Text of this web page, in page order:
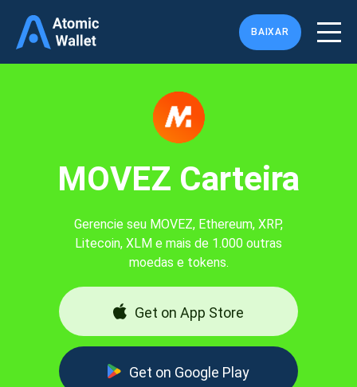
BAIXAR
MOVEZ Carteira
Gerencie seu MOVEZ, Ethereum, XRP,
Litecoin, XLM e mais de 1.000 outras
moedas e tokens.
Get on App Store
Get on Google Play